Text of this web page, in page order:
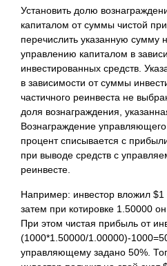
Установить долю
капиталом от суммы чистой
перечислить указанную сумму
управлению капиталом в
инвестированных средств.
в зависимости от суммы
частичного реинвеста не
доля вознаграждения,
Вознаграждение
процент списывается с
при выводе средств с
реинвесте.
Например: инвестор вложил $1
затем при котировке 1.50000
При этом чистая прибыль от
(1000*1.50000/1.00000)-
управляющему задано 50%.